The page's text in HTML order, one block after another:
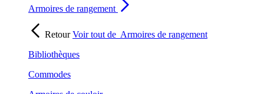
Armoires de rangement
RetourVoir tout de Armoires de rangement
Bibliothèques
Commodes